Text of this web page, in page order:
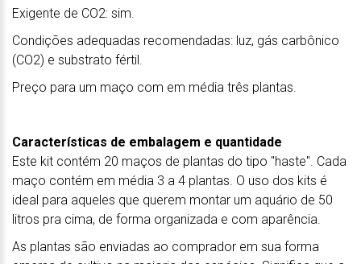
Exigente de CO2: sim.
Condições adequadas recomendadas: luz, gás carbônico
(CO2) e substrato fértil.
Preço para um maço com em média três plantas.
Características de embalagem e quantidade
Este kit contém 20 maços de plantas do tipo "haste". Cada
maço contém em média 3 a 4 plantas. O uso dos kits é
ideal para aqueles que querem montar um aquário de 50
litros pra cima, de forma organizada e com aparência.
As plantas são enviadas ao comprador em sua forma